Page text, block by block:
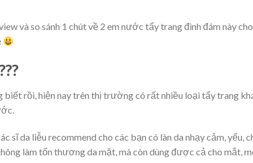
và so sánh 1 chút về 2 em nước tẩy trang đình đám này cho
biết rồi, hiện nay trên thị trường có rất nhiều loại tẩy trang
da liễu recommend cho các bạn có làn da nhạy cảm, yếu,
làm tổn thương da mặt, mà còn dùng được cả cho mắt,